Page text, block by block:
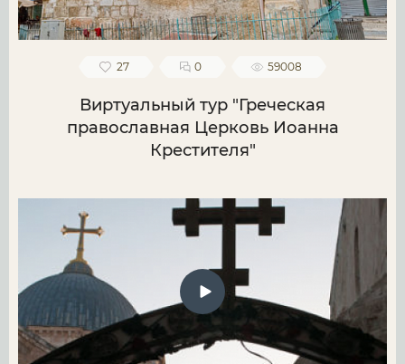
27 0 59008
Виртуальный тур "Греческая
православная Церковь Иоанна
Крестителя"